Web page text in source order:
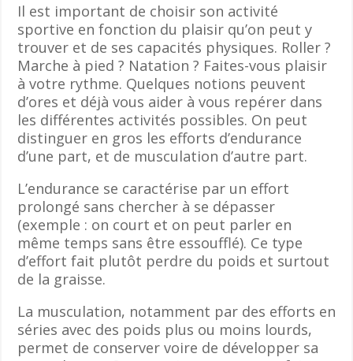
Il est important de choisir son activité
sportive en fonction du plaisir qu’on peut y
trouver et de ses capacités physiques. Roller ?
Marche à pied ? Natation ? Faites-vous plaisir
à votre rythme. Quelques notions peuvent
d’ores et déjà vous aider à vous repérer dans
les différentes activités possibles. On peut
distinguer en gros les efforts d’endurance
d’une part, et de musculation d’autre part.
L’endurance se caractérise par un effort
prolongé sans chercher à se dépasser
(exemple : on court et on peut parler en
même temps sans être essoufflé). Ce type
d’effort fait plutôt perdre du poids et surtout
de la graisse.
La musculation, notamment par des efforts en
séries avec des poids plus ou moins lourds,
permet de conserver voire de développer sa